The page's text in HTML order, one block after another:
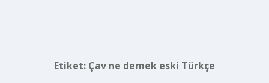
Etiket: Çav ne demek eski Türkçe